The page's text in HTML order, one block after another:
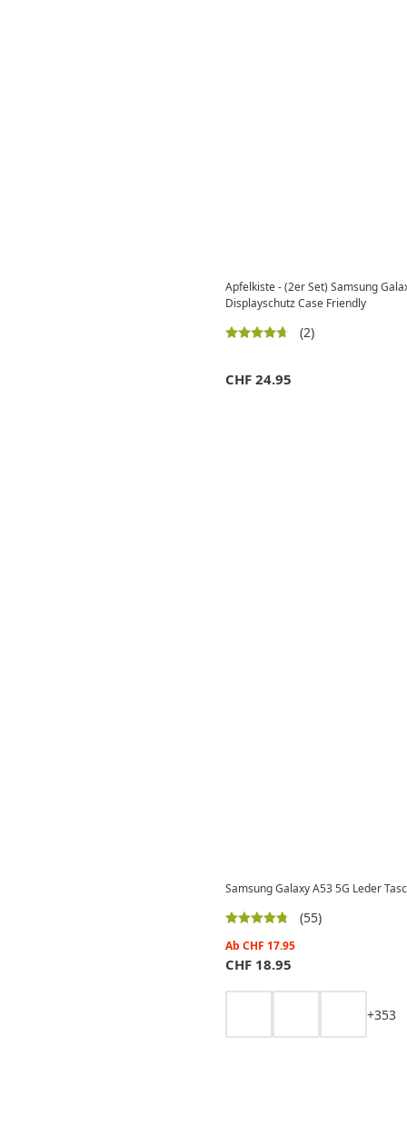
Apfelkiste - (2er Set) Samsung
Displayschutz Case Friendly
(2)
CHF 24.95
Samsung Galaxy A53 5G Leder
(55)
Ab CHF 17.95
CHF 18.95
+353